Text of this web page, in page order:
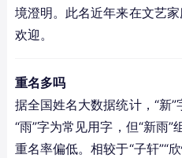
境澄明。此名近年来在文艺
欢迎。
重名多吗
据全国姓名大数据统计，“新”
“雨”字为常见用字，但“新雨”
重名率偏低。相较于“子轩”“